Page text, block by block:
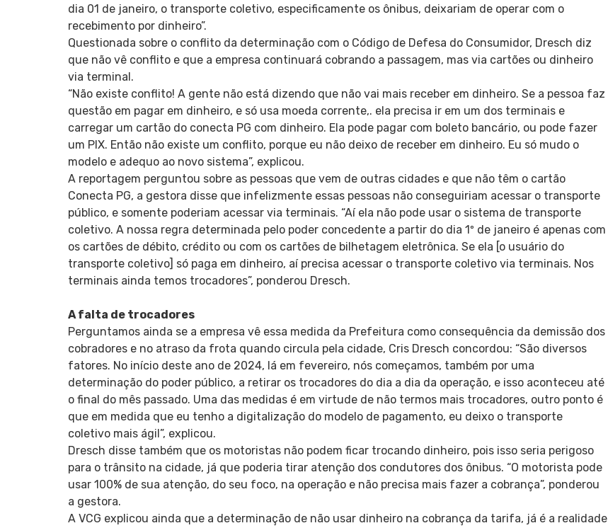
dia 01 de janeiro, o transporte coletivo, especificamente os ônibus, deixariam de operar com o
recebimento por dinheiro”.
Questionada sobre o conflito da determinação com o Código de Defesa do Consumidor, Dresch diz
que não vê conflito e que a empresa continuará cobrando a passagem, mas via cartões ou dinheiro
via terminal.
“Não existe conflito! A gente não está dizendo que não vai mais receber em dinheiro. Se a pessoa faz
questão em pagar em dinheiro, e só usa moeda corrente,. ela precisa ir em um dos terminais e
carregar um cartão do conecta PG com dinheiro. Ela pode pagar com boleto bancário, ou pode fazer
um PIX. Então não existe um conflito, porque eu não deixo de receber em dinheiro. Eu só mudo o
modelo e adequo ao novo sistema”, explicou.
A reportagem perguntou sobre as pessoas que vem de outras cidades e que não têm o cartão
Conecta PG, a gestora disse que infelizmente essas pessoas não conseguiriam acessar o transporte
público, e somente poderiam acessar via terminais. “Aí ela não pode usar o sistema de transporte
coletivo. A nossa regra determinada pelo poder concedente a partir do dia 1º de janeiro é apenas com
os cartões de débito, crédito ou com os cartões de bilhetagem eletrônica. Se ela [o usuário do
transporte coletivo] só paga em dinheiro, aí precisa acessar o transporte coletivo via terminais. Nos
terminais ainda temos trocadores”, ponderou Dresch.
A falta de trocadores
Perguntamos ainda se a empresa vê essa medida da Prefeitura como consequência da demissão dos
cobradores e no atraso da frota quando circula pela cidade, Cris Dresch concordou: “São diversos
fatores. No início deste ano de 2024, lá em fevereiro, nós começamos, também por uma
determinação do poder público, a retirar os trocadores do dia a dia da operação, e isso aconteceu até
o final do mês passado. Uma das medidas é em virtude de não termos mais trocadores, outro ponto é
que em medida que eu tenho a digitalização do modelo de pagamento, eu deixo o transporte
coletivo mais ágil”, explicou.
Dresch disse também que os motoristas não podem ficar trocando dinheiro, pois isso seria perigoso
para o trânsito na cidade, já que poderia tirar atenção dos condutores dos ônibus. “O motorista pode
usar 100% de sua atenção, do seu foco, na operação e não precisa mais fazer a cobrança”, ponderou
a gestora.
A VCG explicou ainda que a determinação de não usar dinheiro na cobrança da tarifa, já é a realidade